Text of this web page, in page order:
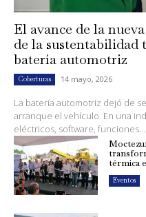
El avance de la
de la sustentabilidad
batería automotriz
Coberturas 14 mayo, 2026
La batería automotriz dejó de
arranque el vehículo. En una
eléctricos, software, funciones...
térmica
Eventos